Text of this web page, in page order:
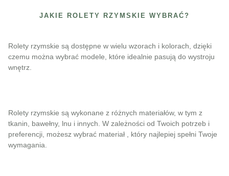
JAKIE ROLETY RZYMSKIE WYBRAĆ?
Rolety rzymskie są dostępne w wielu wzorach i kolorach, dzięki
czemu można wybrać modele, które idealnie pasują do wystroju
wnętrz.
Rolety rzymskie są wykonane z różnych materiałów, w tym z
tkanin, bawełny, lnu i innych. W zależności od Twoich potrzeb i
preferencji, możesz wybrać materiał , który najlepiej spełni Twoje
wymagania.